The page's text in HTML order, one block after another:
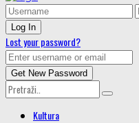
Lost your password?
Kultura